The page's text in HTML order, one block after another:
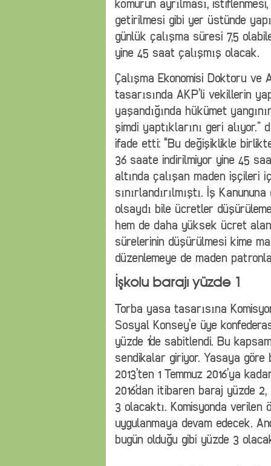
kömürün ayrılması,
getirilmesi gibi yer üstünde
günlük çalışma süresi 7,5
yine 45 saat çalışmış olacak.
Çalışma Ekonomisi Doktoru
tasarısında AKP’li vekillerin
yaşandığında hükümet
şimdi yaptıklarını geri alıyor.”
ifade etti: “Bu değişiklikle
36 saate indirilmiyor yine 45
altında çalışan maden işçileri
sınırlandırılmıştı. İş
olsaydı bile ücretler
hem de daha yüksek ücret
sürelerinin düşürülmesi kime
düzenlemeye de maden
İşkolu barajı yüzde 1
Torba yasa tasarısına
Sosyal Konsey’e üye
yüzde 1’de sabitlendi. Bu
sendikalar giriyor. Yasaya
2013’ten 1 Temmuz 2016’ya
2016’dan itibaren baraj yüzde
3 olacaktı. Komisyonda verilen
uygulanmaya devam edecek.
bugün olduğu gibi yüzde 3